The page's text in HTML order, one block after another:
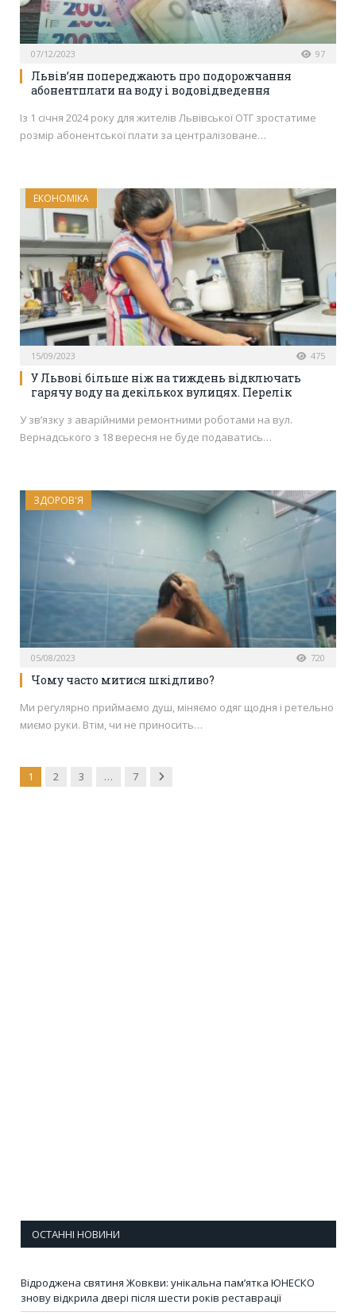
07/12/2023 97
Львів’ян попереджають про подорожчання
абонентплати на воду і водовідведення
Із 1 січня 2024 року для жителів Львівської ОТГ зростатиме
розмір абонентської плати за централізоване…
ЕКОНОМІКА
15/09/2023 475
У Львові більше ніж на тиждень відключать
гарячу воду на декількох вулицях. Перелік
У зв’язку з аварійними ремонтними роботами на вул.
Вернадського з 18 вересня не буде подаватись…
ЗДОРОВ'Я
05/08/2023 720
Чому часто митися шкідливо?
Ми регулярно приймаємо душ, міняємо одяг щодня і ретельно
миємо руки. Втім, чи не приносить…
1 2 3 … 7 Next
ОСТАННІ НОВИНИ
Відроджена святиня Жовкви: унікальна пам’ятка ЮНЕСКО
знову відкрила двері після шести років реставрації